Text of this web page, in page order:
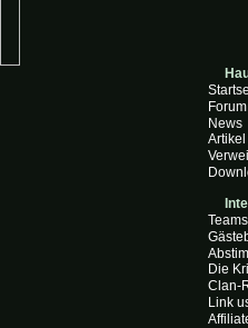
Forum
News
Artikel
Die
Clan-
Link